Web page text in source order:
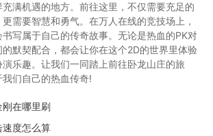
满机遇的地方。前往这里，不仅需要充足的
需要智慧和勇气。在万人在线的竞技场上，
写属于自己的传奇故事。无论是热血的PK对
默契配合，都会让你在这个2D的世界里体验
乐趣。让我们一同踏上前往卧龙山庄的旅
们自己的热血传奇!
在哪里刷
度怎么算